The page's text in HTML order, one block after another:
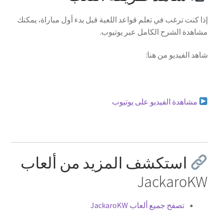
إذا كنت ترغب في تعلم قواعد اللعبة قبل بدء أول مباراة، يمكنك
مشاهدة الشرح الكامل عبر يوتيوب.
شاهد الفيديو من هنا:
مشاهدة الفيديو على يوتيوب
استكشف المزيد من ألعاب
JackaroKW
تصفح جميع ألعاب JackaroKW